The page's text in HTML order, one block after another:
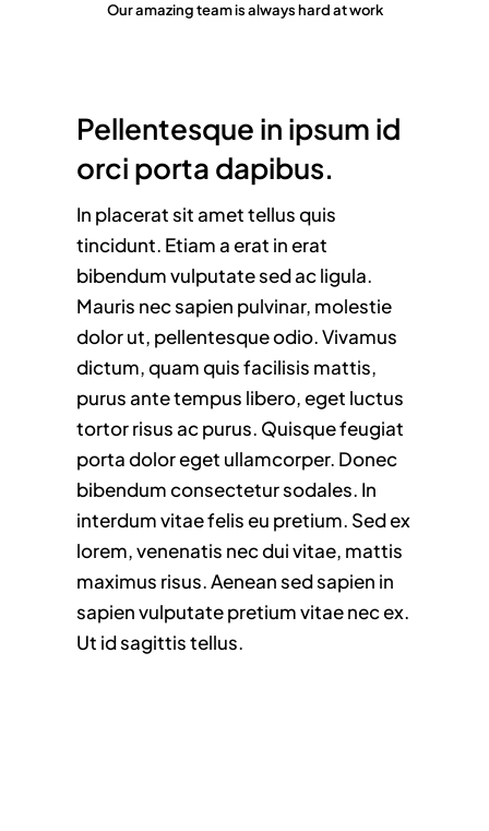
Our amazing team is always hard at work
Pellentesque in ipsum id
orci porta dapibus.
In placerat sit amet tellus quis
tincidunt. Etiam a erat in erat
bibendum vulputate sed ac ligula.
Mauris nec sapien pulvinar, molestie
dolor ut, pellentesque odio. Vivamus
dictum, quam quis facilisis mattis,
purus ante tempus libero, eget luctus
tortor risus ac purus. Quisque feugiat
porta dolor eget ullamcorper. Donec
bibendum consectetur sodales. In
interdum vitae felis eu pretium. Sed ex
lorem, venenatis nec dui vitae, mattis
maximus risus. Aenean sed sapien in
sapien vulputate pretium vitae nec ex.
Ut id sagittis tellus.